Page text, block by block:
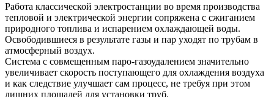
Работа классической электростанции во время производства
тепловой и электрической энергии сопряжена с сжиганием
природного топлива и испарением охлаждающей воды.
Освободившиеся в результате газы и пар уходят по трубам в
атмосферный воздух.
Система с совмещенным паро-газоудалением значительно
увеличивает скорость поступающего для охлаждения воздуха
и как следствие улучшает сам процесс, не требуя при этом
лишних площадей для установки труб.